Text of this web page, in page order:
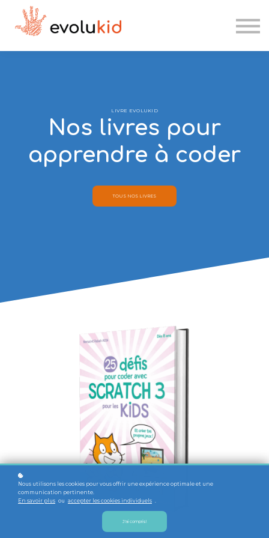
Etablissements scolaires
Candidater
LIVRE EVOLUKID
Nos livres pour
apprendre à coder
TOUS NOS LIVRES
Nous utilisons les cookies pour vous offrir une expérience optimale et une
communication pertinente.
En savoir plus ou accepter les cookies individuels .
J'ai compris!